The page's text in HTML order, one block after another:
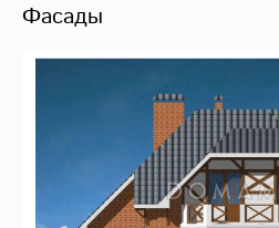
Фасады